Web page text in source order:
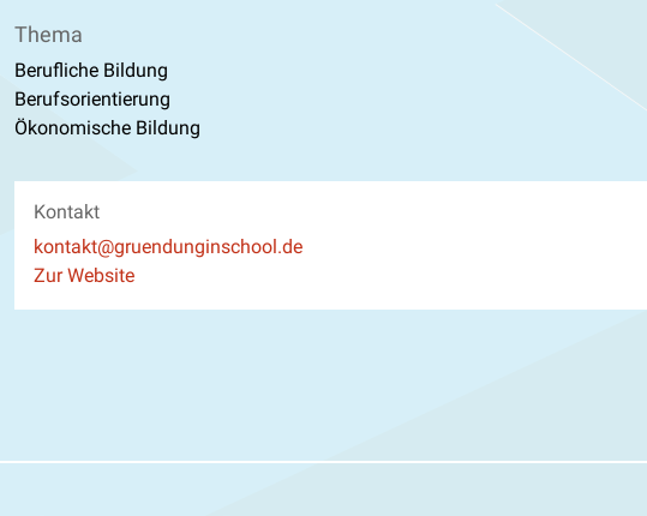
Thema
Berufliche Bildung
Berufsorientierung
Ökonomische Bildung
Kontakt
E-Mail
kontakt@gruendunginschool.de
Website
Zur Website